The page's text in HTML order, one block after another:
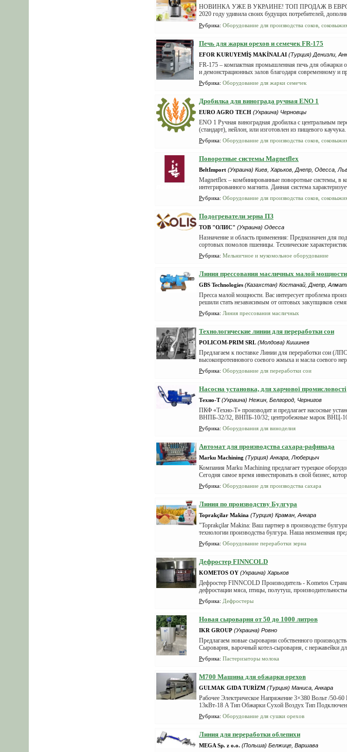
НОВИНКА УЖЕ В УКРАИНЕ! ТОП ПРОДАЖ В
2020 году удивила своих будущих потребителей,
Рубрика: Оборудование для производства соков,
Печь для жарки орехов и семечек FR-175
EFOR KURUYEMİŞ MAKİNALAI (Турция) Денизли,
FR-175 – компактная промышленная печь для обжарки
и демонстрационных залов благодаря современному и
Рубрика: Оборудование для жарки семечек
Дробилка для винограда ручная ENO 1
EURO AGRO TECH (Украина) Черновцы
ENO 1 Ручная виноградная дробилка с центральным
(стандарт), нейлон, или изготовлен из пищевого
Рубрика: Оборудование для производства соков,
Поворотные системы Magnetflex
BeltImport (Украина) Киев, Харьков, Днепр, Одесса,
Magnetflex – комбинированные поворотные системы, в
интегрированного магнита. Данная система
Рубрика: Оборудование для производства соков,
Подогреватели зерна ПЗ
ТОВ "ОЛИС" (Украина) Одесса
Назначение и область применения: Предназначен для
сортовых помолов пшеницы. Технические
Рубрика: Мельничное и мукомольное оборудование
Линия прессования масличных малой мощности
GBS Technologies (Казахстан) Костанай, Днепр,
Пресса малой мощности. Вас интересует проблема
решили стать независимым от оптовых закупщиков
Рубрика: Линия прессования масличных
Технологические линии для переработки сои
POLICOM-PRIM SRL (Молдова) Кишинев
Предлагаем к поставке Линии для переработки сои
высокопротеинового соевого жмыха и масла соевого
Рубрика: Оборудование для переработки сои
Насосна установка, для харчової промисловості
Техно-Т (Украина) Нежин, Белгород, Чернигов
ПКФ «Техно-Т» производит и предлагает насосные
ВНПБ-32/32, ВНПБ-10/32; центробежные марок ВНЦ-
Рубрика: Оборудования для виноделия
Автомат для производства сахара-рафинада
Marku Machining (Турция) Анкара, Люберцыч
Компания Marku Machining предлагает турецкое
Сегодня самое время инвестировать в свой бизнес,
Рубрика: Оборудование для производства сахара
Линия по производству Булгура
Toprakçilar Makina (Турция) Краман, Анкара
"Toprakçilar Makina: Ваш партнер в производстве
технологии производства булгура. Наша неизменная
Рубрика: Оборудование переработки зерна
Дефростер FINNCOLD
KOMETOS OY (Украина) Харьков
Дефростер FINNCOLD Производитель - Kometos
дефростации мяса, птицы, полутуш,
Рубрика: Дефростеры
Новая сыроварня от 50 до 1000 литров
IKR GROUP (Украина) Ровно
Предлагаем новые сыроварни собственного
Сыроварня, варочный котел-сыроварня, с нержавейки
Рубрика: Пастеризаторы молока
М700 Машина для обжарки орехов
GULMAK GIDA TURİZM (Турция) Маниса, Анкара
Рабочее Электрическое Напряжение 3×380 Вольт /50-
13кВт-18 A Тип Обжарки Сухой Воздух Тип
Рубрика: Оборудование для сушки орехов
Линия для переработки облепихи
MEGA Sp. z o.o. (Польша) Белжице, Варшава